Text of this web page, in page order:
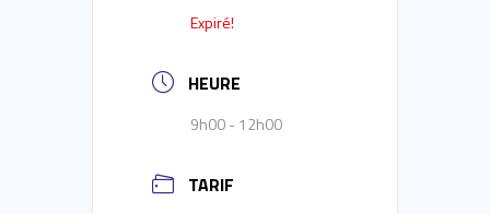
Expiré!
HEURE
9h00 - 12h00
TARIF